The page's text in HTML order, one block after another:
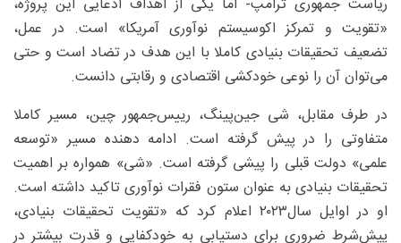
«تقویت و تمرکز اکوسیستم نوآوری آمریکا» است. در عمل،
تضعیف تحقیقات بنیادی کاملا با این هدف در تضاد است و حتی
می‌توان آن را نوعی خودکشی اقتصادی و رقابتی دانست.
در طرف مقابل، شی جین‌پینگ، رییس‌جمهور چین، مسیر کاملا
متفاوتی را در پیش گرفته است. ادامه ‌دهنده مسیر «توسعه
علمی» دولت قبلی را پیشی گرفته است. «شی» همواره بر اهمیت
تحقیقات بنیادی به‌ عنوان ستون فقرات نوآوری تاکید داشته است.
او در اوایل سال‌۲۰۲۳ اعلام کرد که «تقویت تحقیقات بنیادی،
پیش‌شرط ضروری برای دستیابی به خودکفایی و قدرت بیشتر در